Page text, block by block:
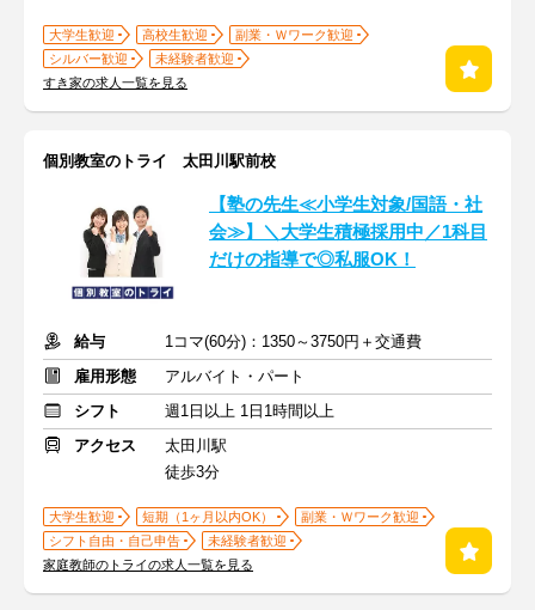
大学生歓迎 高校生歓迎
副業・Ｗワーク歓迎
シルバー歓迎
未経験者歓迎
すき家の求人一覧を見る
個別教室のトライ 太田川駅前校
【塾の先生≪小学生対象/国語・社
会≫】＼大学生積極採用中／1科目
だけの指導で◎私服OK！
給与
1コマ(60分)：1350～3750円＋交通費
雇用形態
アルバイト・パート
シフト
週1日以上 1日1時間以上
アクセス
太田川駅
徒歩3分
大学生歓迎 短期（1ヶ月以内OK）
副業・Ｗワーク歓迎
シフト自由・自己申告
未経験者歓迎
家庭教師のトライの求人一覧を見る